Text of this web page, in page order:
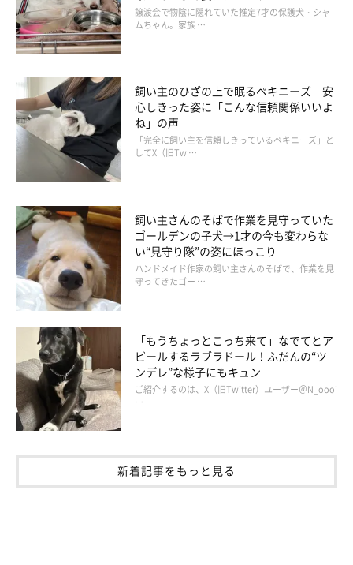
ありがたいことに、ゴンドラ乗り場に併設されているレストラン
はすでに営業しており、朝食を提供してくれていた。そこで卵か
けご飯と豚汁を注文し、外で景色を眺めながら食べると、ものす
ごくおいしく感じた。来てよかった、と思った（このときの動画
は『 インスタ 』にもアップしたので見てみてね）。
譲渡会で物陰に隠れていた推定7才の保護犬・シャ
ムちゃん。家族 …
飼い主のひざの上で眠るペキニーズ 安
心しきった姿に「こんな信頼関係いいよ
ね」の声
「完全に飼い主を信頼しきっているペキニーズ」と
してX（旧Tw …
飼い主さんのそばで作業を見守っていた
ゴールデンの子犬→1才の今も変わらな
い“見守り隊”の姿にほっこり
ハンドメイド作家の飼い主さんのそばで、作業を見
守ってきたゴー …
「もうちょっとこっち来て」なでてとア
ピールするラブラドール！ふだんの“ツ
ンデレ”な様子にもキュン
ご紹介するのは、X（旧Twitter）ユーザー＠N_oooi
…
新着記事をもっと見る